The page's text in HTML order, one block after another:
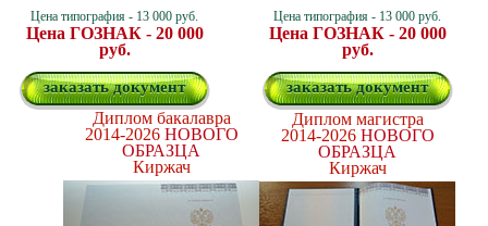
Цена типография - 13 000 руб.
Цена ГОЗНАК - 20 000
руб.
заказать документ
Цена типография - 13 000 руб.
Цена ГОЗНАК - 20 000
руб.
заказать документ
Диплом бакалавра
2014-2026 НОВОГО
ОБРАЗЦА
Киржач
Диплом магистра
2014-2026 НОВОГО
ОБРАЗЦА
Киржач